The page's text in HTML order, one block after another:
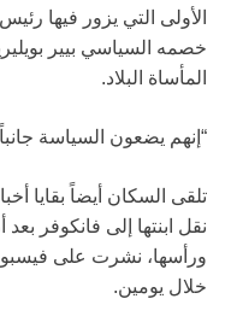
الأولى التي يزور فيها
خصمه السياسي بيير
المأساة البلاد.
“إنهم يضعون السياسة
تلقى السكان أيضاً بقايا
نقل ابنتها إلى فانكوفر
ورأسها، نشرت على
خلال يومين.